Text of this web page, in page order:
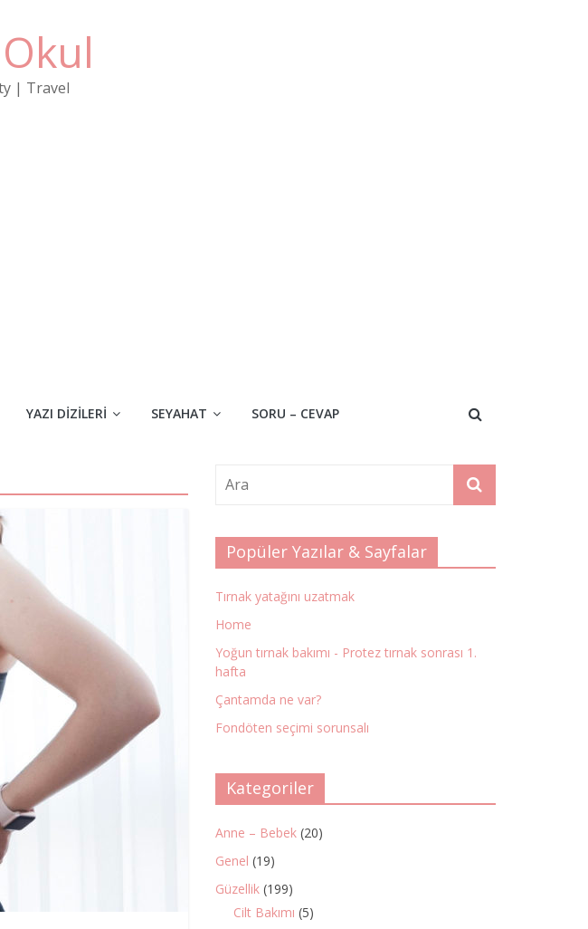
| Travel
YAZI DIZILERI SEYAHAT SORU – CEVAP
Popüler Yazılar & Sayfalar
Tırnak yatağını uzatmak
Home
Yoğun tırnak bakımı - Protez tırnak sonrası 1.
hafta
Çantamda ne var?
Fondöten seçimi sorunsalı
Kategoriler
Anne – Bebek (20)
Genel (19)
Güzellik (199)
Cilt Bakımı (5)